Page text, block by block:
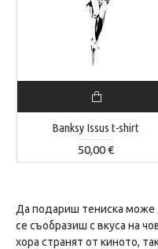
Да подариш тениска може
се съобразиш с вкуса на
хора странят от киното,
Banksy Issus t-shirt
50,00 €